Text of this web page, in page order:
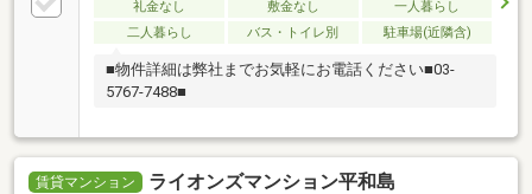
礼金なし 敷金なし
一人暮らし
二人暮らし
バス・トイレ別 駐車場(近隣含)
■物件詳細は弊社までお気軽にお電話ください■03-
5767-7488■
賃貸マンション ライオンズマンション平和島